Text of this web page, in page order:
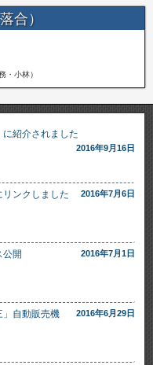
合）
・小林）
紹介されました
2016年9月16日
ンクしました 2016年7月6日
公開 2016年7月1日
」自動販売機 2016年6月29日